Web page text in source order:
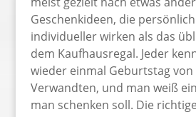
Geschenkideen, die
individueller wirken als das
dem Kaufhausregal. Jeder
wieder einmal Geburtstag
Verwandten, und man weiß
man schenken soll. Die